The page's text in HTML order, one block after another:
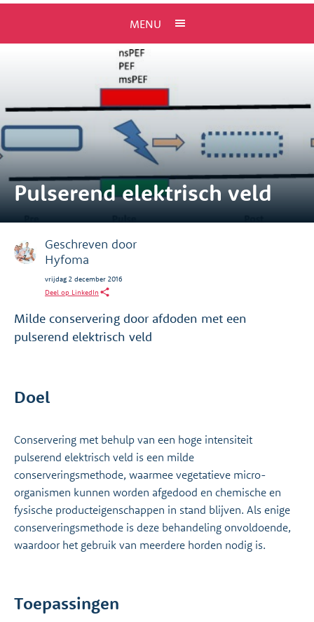
MENU
Pulserend elektrisch veld
Milde conservering door afdoden met een
pulserend elektrisch veld
Geschreven door
Hyfoma
vrijdag 2 december 2016
Deel op LinkedIn
Doel
Conservering met behulp van een hoge intensiteit
pulserend elektrisch veld is een milde
conserveringsmethode, waarmee vegetatieve micro-
organismen kunnen worden afgedood en chemische en
fysische producteigenschappen in stand blijven. Als enige
conserveringsmethode is deze behandeling onvoldoende,
waardoor het gebruik van meerdere horden nodig is.
Toepassingen